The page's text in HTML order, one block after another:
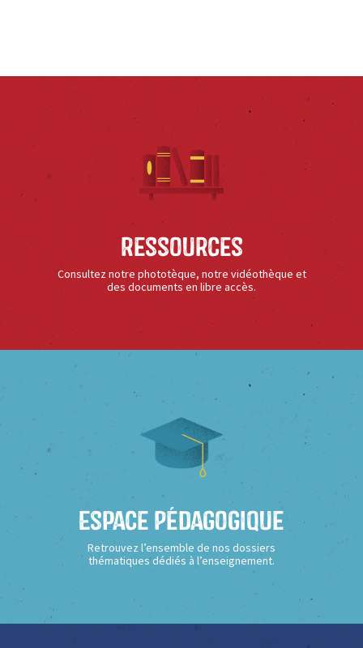
Ressources
Consultez notre phototèque, notre vidéothèque et
des documents en libre accès.
Espace Pédagogique
Retrouvez l’ensemble de nos dossiers
thématiques dédiés à l’enseignement.